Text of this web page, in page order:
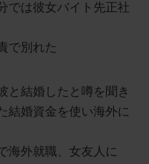
では彼女バイト先正社
で別れた
と結婚したと噂を聞き
結婚資金を使い海外に
海外就職、女友人に